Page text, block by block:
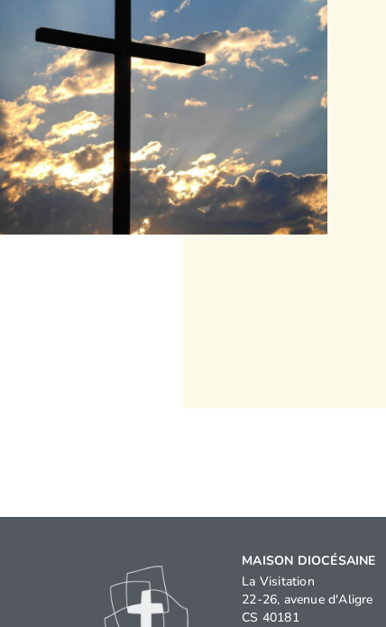
MAISON DIOCÉSAINE
La Visitation
22-26, avenue d'Aligre
CS 40181